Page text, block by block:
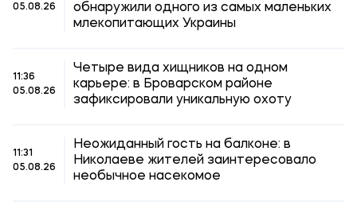
05.08.26
обнаружили одного из самых маленьких
млекопитающих Украины
11:36
05.08.26
Четыре вида хищников на одном
карьере: в Броварском районе
зафиксировали уникальную охоту
11:31
05.08.26
Неожиданный гость на балконе: в
Николаеве жителей заинтересовало
необычное насекомое